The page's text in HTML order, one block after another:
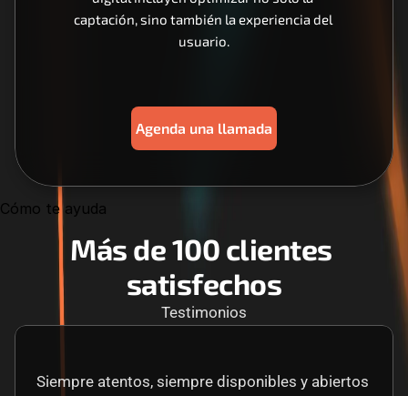
captación, sino también la experiencia del
usuario.
Agenda una llamada
Cómo te ayuda
Más de 100 clientes
satisfechos
Testimonios
Siempre atentos, siempre disponibles y abiertos